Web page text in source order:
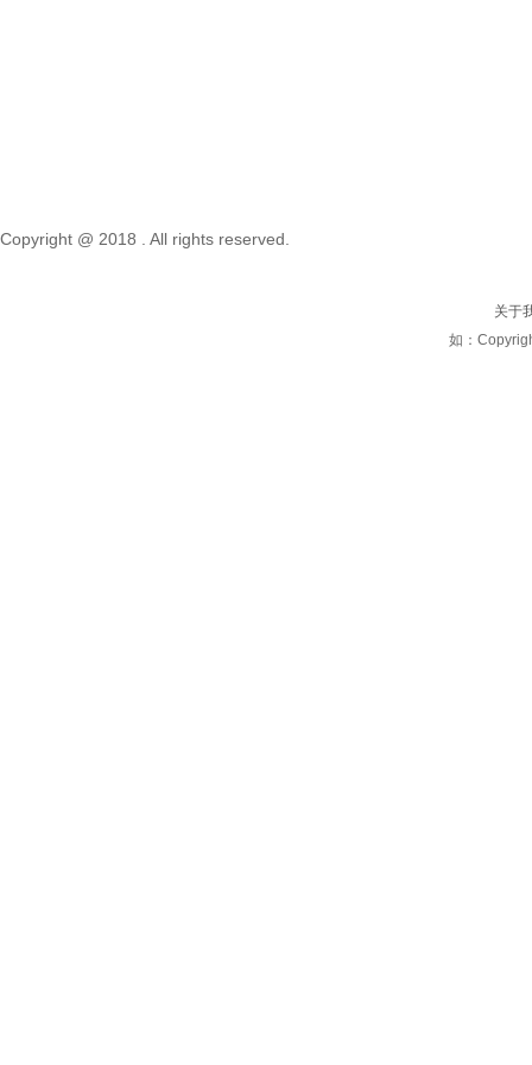
Copyright @ 2018 . All rights reserved.
关于
如：